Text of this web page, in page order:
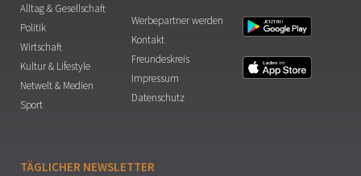
Alltag & Gesellschaft
Politik
Wirtschaft
Kultur & Lifestyle
Netwelt & Medien
Sport
Werbepartner werden
Kontakt
Freundeskreis
Impressum
Datenschutz
TÄGLICHER NEWSLETTER